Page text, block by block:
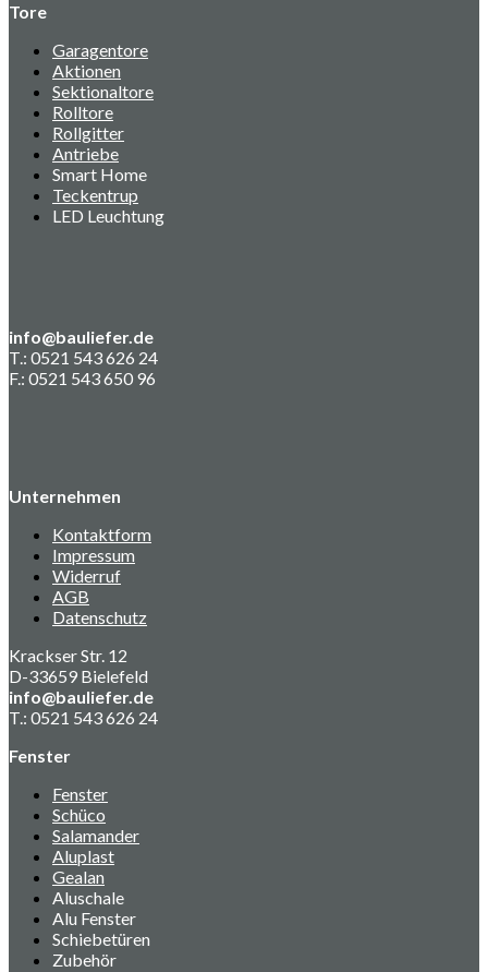
Tore
Garagentore
Aktionen
Sektionaltore
Rolltore
Rollgitter
Antriebe
Smart Home
Teckentrup
LED Leuchtung
info@bauliefer.de
T.: 0521 543 626 24
F.: 0521 543 650 96
Unternehmen
Kontaktform
Impressum
Widerruf
AGB
Datenschutz
Krackser Str. 12
D-33659 Bielefeld
info@bauliefer.de
T.: 0521 543 626 24
Fenster
Fenster
Schüco
Salamander
Aluplast
Gealan
Aluschale
Alu Fenster
Schiebetüren
Zubehör